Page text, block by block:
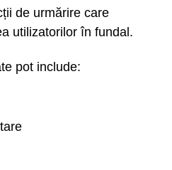
de urmărire care
utilizatorilor în fundal.
pot include: